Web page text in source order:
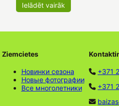
Ielādēt vairāk
Ziemcietes
Новинки сезона
Новые фотографии
Все многолетники
+371
+371